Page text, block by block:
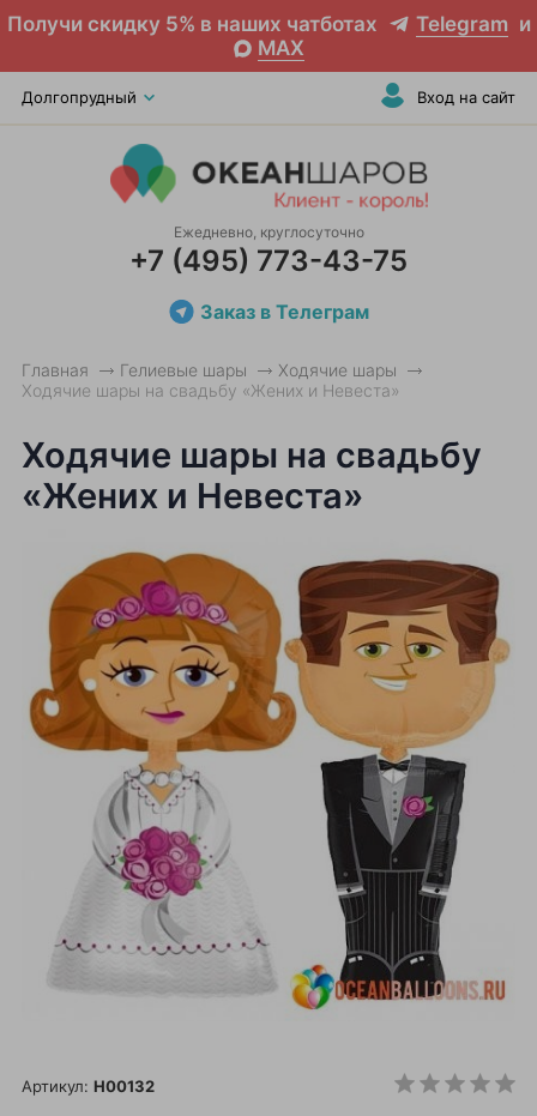
Получи скидку 5% в наших чатботах Telegram и
MAX
Долгопрудный Вход на сайт
Ежедневно, круглосуточно
+7 (495) 773-43-75
Заказ в Телеграм
Главная Гелиевые шары
Ходячие шары
Ходячие шары на свадьбу «Жених и Невеста»
Ходячие шары на свадьбу
«Жених и Невеста»
Артикул: H00132